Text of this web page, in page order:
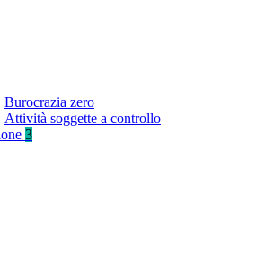
Burocrazia zero
Attività soggette a controllo
3